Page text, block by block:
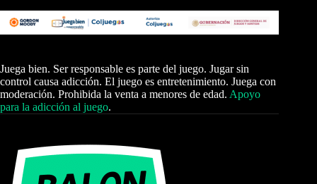
Juega bien. Ser responsable es parte del juego. Jugar sin
control causa adicción. El juego es entretenimiento. Juega con
moderación. Prohibida la venta a menores de edad. Apoyo
para la adicción al juego.